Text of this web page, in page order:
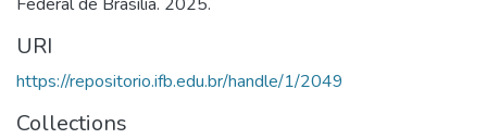
URI
https://repositorio.ifb.edu.br/handle/1/2049
Collections